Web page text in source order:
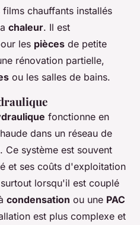
chauffants installés
chaleur. Il est
les pièces de petite
rénovation partielle,
ou les salles de bains.
fonctionne en
dans un réseau de
. Ce système est souvent
et ses coûts d'exploitation
lorsqu'il est couplé
condensation ou une PAC
est plus complexe et